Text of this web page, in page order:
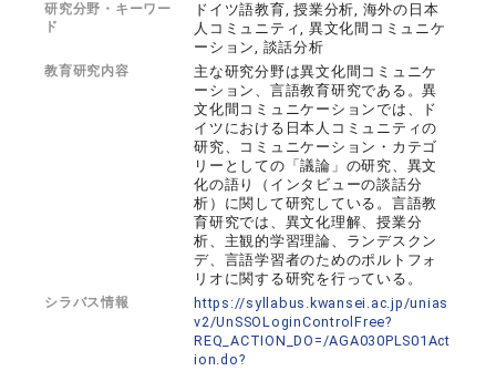
研究分野・キーワー
ド
ドイツ語教育, 授業分析, 海外の日本
人コミュニティ, 異文化間コミュニケ
ーション, 談話分析
教育研究内容
主な研究分野は異文化間コミュニケ
ーション、言語教育研究である。異
文化間コミュニケーションでは、ド
イツにおける日本人コミュニティの
研究、コミュニケーション・カテゴ
リーとしての「議論」の研究、異文
化の語り（インタビューの談話分
析）に関して研究している。言語教
育研究では、異文化理解、授業分
析、主観的学習理論、ランデスクン
デ、言語学習者のためのポルトフォ
リオに関する研究を行っている。
シラバス情報
https://syllabus.kwansei.ac.jp/unias
v2/UnSSOLoginControlFree?
REQ_ACTION_DO=/AGA030PLS01Act
ion.do?